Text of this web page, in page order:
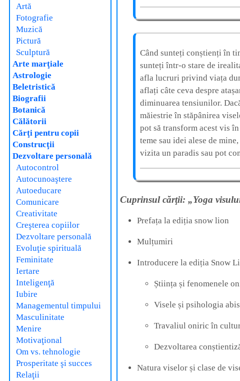
Când sunteți conștienți în
sunteți într-o stare de
afla lucruri privind viața
aflați câte ceva despre
diminuarea tensiunilor.
măiestrie în stăpânirea
pot să transform acest vis
teme sau idei alese de
vizita un paradis sau pot
Cuprinsul cărţii: „Yoga
Prefața la ediția snow lion
Mulțumiri
Introducere la ediția Snow
Știința și fenomenele
Visele și psihologia
Travaliul oniric în
Dezvoltarea
Natura viselor și clase de
Artă
Fotografie
Muzică
Pictură
Sculptură
Arte marţiale
Astrologie
Beletristică
Biografii
Botanică
Călătorii
Cărţi pentru copii
Construcţii
Dezvoltare personală
Autocontrol
Autocunoaştere
Autoeducare
Comunicare
Creativitate
Creşterea copiilor
Dezvoltare personală
Evoluţie spirituală
Feminitate
Iertare
Inteligenţă
Iubire
Managementul timpului
Masculinitate
Menire
Motivaţional
Om vs. tehnologie
Prosperitate şi succes
Relaţii